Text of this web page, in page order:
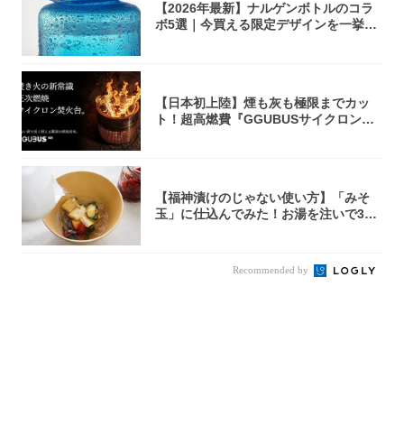
【2026年最新】ナルゲンボトルのコラ
ボ5選｜今買える限定デザインを一挙紹
【日本初上陸】煙も灰も極限までカッ
ト！超高燃費『GGUBUSサイクロン焚
【福神漬けのじゃない使い方】「みそ
玉」に仕込んでみた！お湯を注いで30
Recommended by